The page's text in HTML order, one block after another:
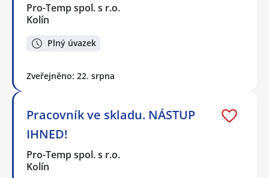
Pro-Temp spol. s r.o.
Kolín
Plný úvazek
Zveřejněno: 22. srpna
Pracovník ve skladu. NÁSTUP
IHNED!
Pro-Temp spol. s r.o.
Kolín